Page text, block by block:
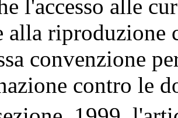
l'accesso alle
alla
convenzione
contro le